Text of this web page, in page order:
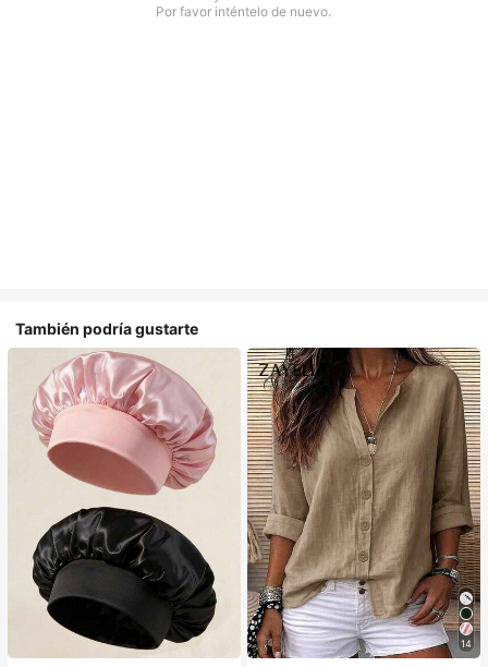
Por favor inténtelo de nuevo.
También podría gustarte
14